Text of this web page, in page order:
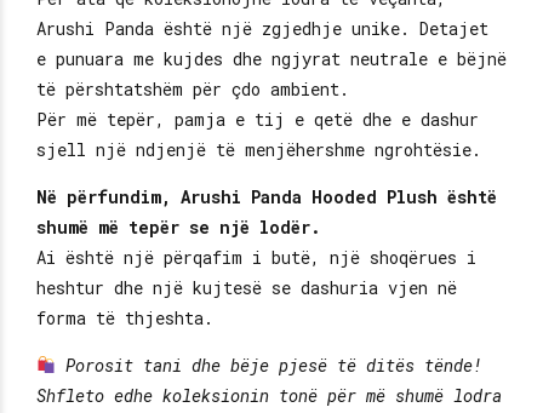
Arushi Panda është një zgjedhje unike. Detajet
e punuara me kujdes dhe ngjyrat neutrale e bëjnë
të përshtatshëm për çdo ambient.
Për më tepër, pamja e tij e qetë dhe e dashur
sjell një ndjenjë të menjëhershme ngrohtësie.
Në përfundim, Arushi Panda Hooded Plush është
shumë më tepër se një lodër.
Ai është një përqafim i butë, një shoqërues i
heshtur dhe një kujtesë se dashuria vjen në
forma të thjeshta.
Porosit tani dhe bëje pjesë të ditës tënde!
Shfleto edhe koleksionin tonë për më shumë lodra